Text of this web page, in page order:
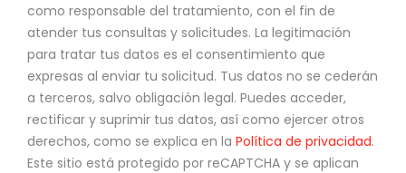
como responsable del tratamiento, con el fin de
atender tus consultas y solicitudes. La legitimación
para tratar tus datos es el consentimiento que
expresas al enviar tu solicitud. Tus datos no se cederán
a terceros, salvo obligación legal. Puedes acceder,
rectificar y suprimir tus datos, así como ejercer otros
derechos, como se explica en la Política de privacidad.
Este sitio está protegido por reCAPTCHA y se aplican